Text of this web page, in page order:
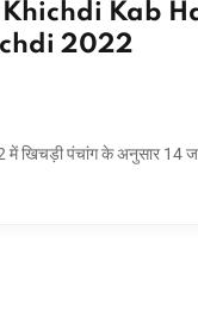
Khichdi Kab
2022
खिचड़ी पंचांग के अनुसार 14